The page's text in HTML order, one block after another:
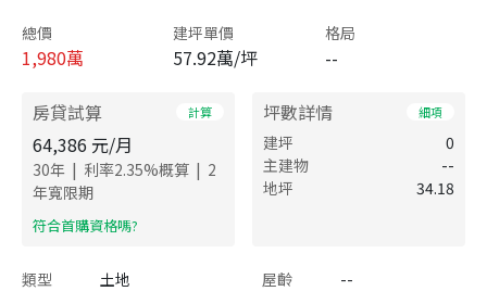
總價
1,980萬
建坪單價
57.92萬/坪
格局
--
房貸試算 計算
64,386 元/月
30年 | 利率2.35%概算 | 2
年寬限期
​符合首購資格嗎?
坪數詳情 細項
建坪
0
主建物
--
地坪
34.18
類型 土地 屋齡
--